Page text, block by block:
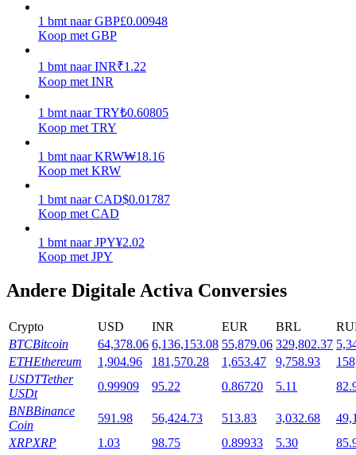
Uitzetten
Hoog rendement en directe toegang
Flexibel staken om populaire tokens te verdienen.
1 bmt naar GBP£0.00948
Koop met GBP
1 bmt naar INR₹1.22
Koop met INR
1 bmt naar TRY₺0.60805
Koop met TRY
1 bmt naar KRW₩18.16
Koop met KRW
1 bmt naar CAD$0.01787
Koop met CAD
1 bmt naar JPY¥2.02
Koop met JPY
Andere Digitale Activa Conversies
Crypto USD INR EUR BRL
BTCBitcoin 64,378.06 6,136,153.08 55,879.06 329,802.37
ETHEthereum 1,904.96 181,570.28 1,653.47 9,758.93
USDTTether
USDt
0.99909 95.22 0.86720 5.11
BNBBinance
Coin
591.98 56,424.73 513.83 3,032.68
XRPXRP 1.03 98.75 0.89933 5.30